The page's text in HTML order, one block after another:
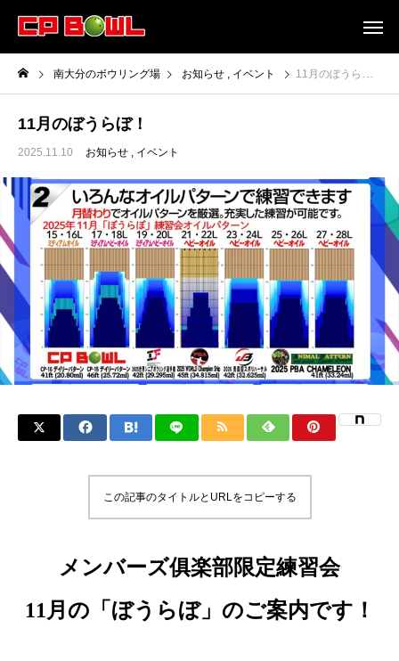
南大分のボウリング場 お知らせ イベント 11月のぼうらぼ！
11月のぼうらぼ！
2025.11.10 お知らせ イベント
この記事のタイトルとURLをコピーする
メンバーズ俱楽部限定練習会
11月の「ぼうらぼ」のご案内です！